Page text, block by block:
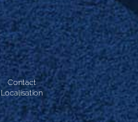
Contact
Localisation